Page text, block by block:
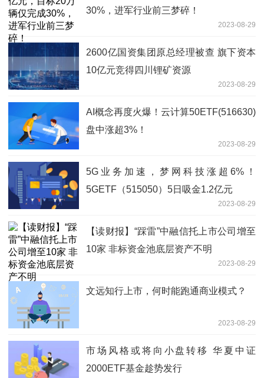
30%，进军行业前三梦碎！
2023-08-29
2600亿国资集团原总经理被查 旗下资本
10亿元竞得四川锂矿资源
2023-08-29
AI概念再度火爆！云计算50ETF(516630)
盘中涨超3%！
2023-08-29
5G业务加速，梦网科技涨超6%！
5GETF（515050）5日吸金1.2亿元
2023-08-29
【读财报】“踩雷”中融信托上市公司增至
10家 非标资金池底层资产不明
2023-08-29
文远知行上市，何时能跑通商业模式？
2023-08-29
市场风格或将向小盘转移 华夏中证
2000ETF基金趁势发行